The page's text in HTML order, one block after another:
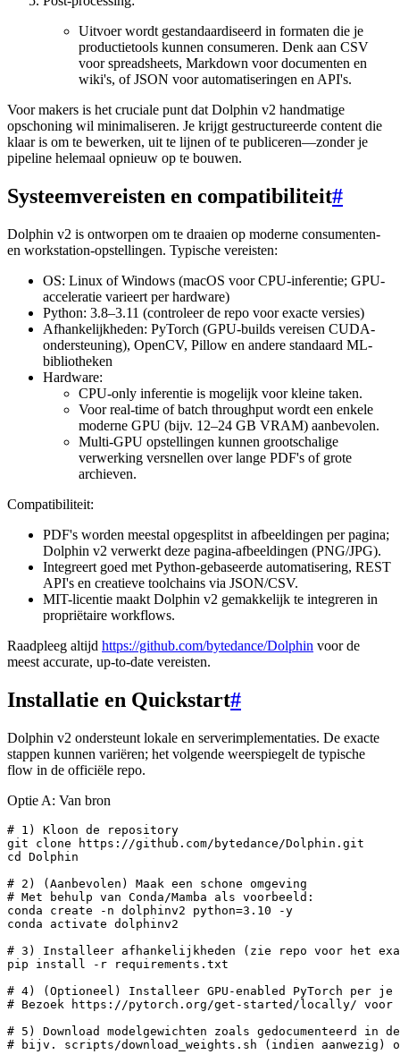
Uitvoer wordt gestandaardiseerd in formaten die je
productietools kunnen consumeren. Denk aan CSV
voor spreadsheets, Markdown voor documenten en
wiki's, of JSON voor automatiseringen en API's.
Voor makers is het cruciale punt dat Dolphin v2 handmatige
opschoning wil minimaliseren. Je krijgt gestructureerde content die
klaar is om te bewerken, uit te lijnen of te publiceren—zonder je
pipeline helemaal opnieuw op te bouwen.
Systeemvereisten en compatibiliteit#
Dolphin v2 is ontworpen om te draaien op moderne consumenten-
en workstation-opstellingen. Typische vereisten:
OS: Linux of Windows (macOS voor CPU-inferentie; GPU-
acceleratie varieert per hardware)
Python: 3.8–3.11 (controleer de repo voor exacte versies)
Afhankelijkheden: PyTorch (GPU-builds vereisen CUDA-
ondersteuning), OpenCV, Pillow en andere standaard ML-
bibliotheken
Hardware:
CPU-only inferentie is mogelijk voor kleine taken.
Voor real-time of batch throughput wordt een enkele
moderne GPU (bijv. 12–24 GB VRAM) aanbevolen.
Multi-GPU opstellingen kunnen grootschalige
verwerking versnellen over lange PDF's of grote
archieven.
Compatibiliteit:
PDF's worden meestal opgesplitst in afbeeldingen per pagina;
Dolphin v2 verwerkt deze pagina-afbeeldingen (PNG/JPG).
Integreert goed met Python-gebaseerde automatisering, REST
API's en creatieve toolchains via JSON/CSV.
MIT-licentie maakt Dolphin v2 gemakkelijk te integreren in
propriëtaire workflows.
Raadpleeg altijd https://github.com/bytedance/Dolphin voor de
meest accurate, up-to-date vereisten.
Installatie en Quickstart#
Dolphin v2 ondersteunt lokale en serverimplementaties. De exacte
stappen kunnen variëren; het volgende weerspiegelt de typische
flow in de officiële repo.
Optie A: Van bron
# 1) Kloon de repository
git clone https://github.com/bytedance/Dolphin.git
cd Dolphin
# 2) (Aanbevolen) Maak een schone omgeving
# Met behulp van Conda/Mamba als voorbeeld:
conda create -n dolphinv2 python=3.10 -y
conda activate dolphinv2
# 3) Installeer afhankelijkheden (zie repo voor het
pip install -r requirements.txt
# 4) (Optioneel) Installeer GPU-enabled PyTorch per je
# Bezoek https://pytorch.org/get-started/locally/ voor
# 5) Download modelgewichten zoals gedocumenteerd in
# bijv. scripts/download_weights.sh (indien aanwezig) of